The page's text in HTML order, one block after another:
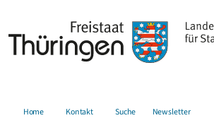
Home Kontakt Suche Newsletter